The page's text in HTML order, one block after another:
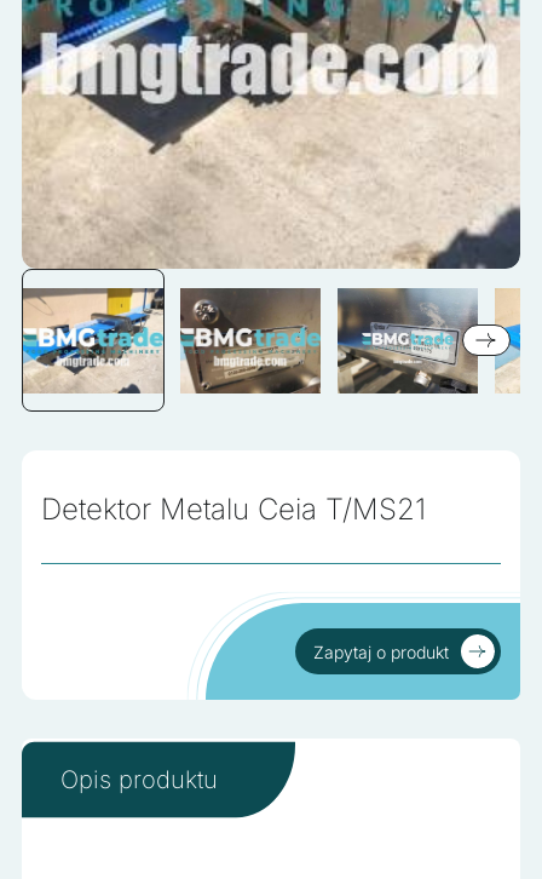
Detektor Metalu Ceia T/MS21
Zapytaj o produkt
Opis produktu
zapamiętanie informacji, które zmieniają wygląd lub
funkcjonowanie strony, np. preferowany język lub region, w
którym znajduje się użytkownik.
Statystyka
Statystyczne pliki cookie pomagają właścicielem stron
internetowych zrozumieć, w jaki sposób różni użytkownicy
zachowują się na stronie, gromadząc i zgłaszając
anonimowe informacje.
Marketing
Marketingowe pliki cookie stosowane są w celu śledzenia
użytkowników na stronach internetowych. Celem jest
Nieklasyfikowane pliki cookie, to pliki, które są w procesie
klasyfikowania, wraz z dostawcami poszczególnych
Zapisz moje preferencje
Akceptuj wszystko